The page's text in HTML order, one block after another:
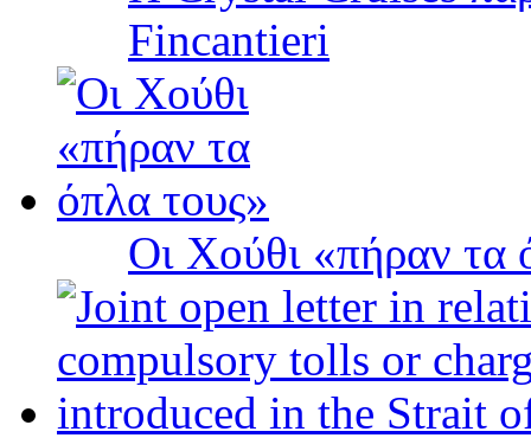
Fincantieri
Οι Χούθι «πήραν τα